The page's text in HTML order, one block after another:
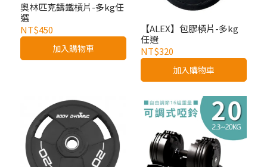
奧林匹克鑄鐵槓片-多kg任
選
NT$450
加入購物車
【ALEX】包膠槓片-多kg
任選
NT$320
加入購物車